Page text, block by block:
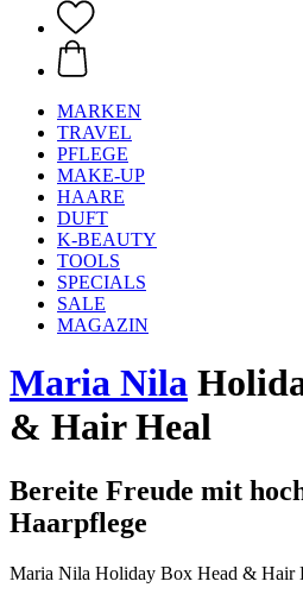
MARKEN
TRAVEL
PFLEGE
MAKE-UP
HAARE
DUFT
K-BEAUTY
TOOLS
SPECIALS
SALE
MAGAZIN
Maria Nila
& Hair Heal
Bereite Freude mit
Haarpflege
Maria Nila Holiday Box Head & Hair